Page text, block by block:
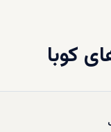
کوبا